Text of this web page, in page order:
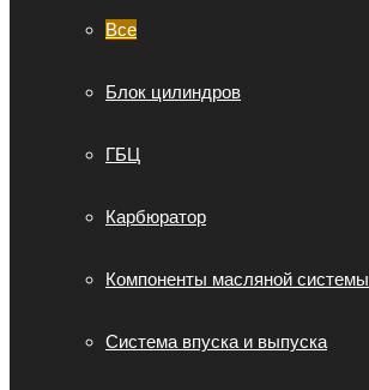
Все
Блок цилиндров
ГБЦ
Карбюратор
Компоненты масляной системы
Система впуска и выпуска